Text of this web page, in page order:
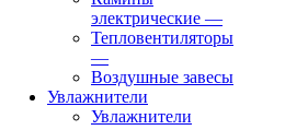
электрические —
Тепловентиляторы
—
Воздушные завесы
Увлажнители
Увлажнители